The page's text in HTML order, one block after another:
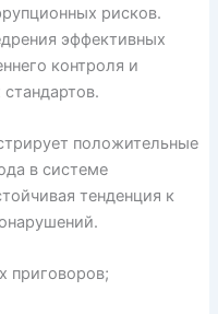
рисков.
эффективных
контроля и
положительные
в системе
тенденция к
приговоров;